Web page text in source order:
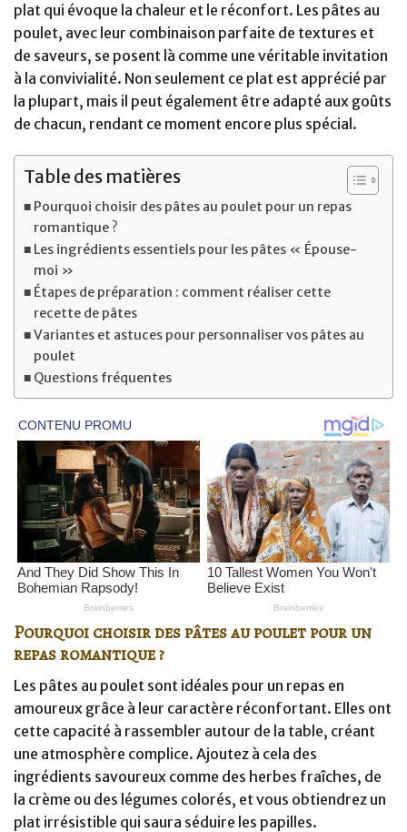
plat qui évoque la chaleur et le réconfort. Les pâtes au
poulet, avec leur combinaison parfaite de textures et
de saveurs, se posent là comme une véritable invitation
à la convivialité. Non seulement ce plat est apprécié par
la plupart, mais il peut également être adapté aux goûts
de chacun, rendant ce moment encore plus spécial.
Table des matières
Pourquoi choisir des pâtes au poulet pour un repas
romantique ?
Les ingrédients essentiels pour les pâtes « Épouse-
moi »
Étapes de préparation : comment réaliser cette
recette de pâtes
Variantes et astuces pour personnaliser vos pâtes au
poulet
Questions fréquentes
Pourquoi choisir des pâtes au poulet pour un
repas romantique ?
Les pâtes au poulet sont idéales pour un repas en
amoureux grâce à leur caractère réconfortant. Elles ont
cette capacité à rassembler autour de la table, créant
une atmosphère complice. Ajoutez à cela des
ingrédients savoureux comme des herbes fraîches, de
la crème ou des légumes colorés, et vous obtiendrez un
plat irrésistible qui saura séduire les papilles.